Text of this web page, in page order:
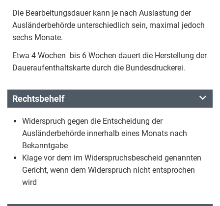
Die Bearbeitungsdauer kann je nach Auslastung der
Ausländerbehörde unterschiedlich sein, maximal jedoch
sechs Monate.
Etwa 4 Wochen bis 6 Wochen dauert die Herstellung der
Daueraufenthaltskarte durch die Bundesdruckerei.
Rechtsbehelf
Widerspruch gegen die Entscheidung der
Ausländerbehörde innerhalb eines Monats nach
Bekanntgabe
Klage vor dem im Widerspruchsbescheid genannten
Gericht, wenn dem Widerspruch nicht entsprochen
wird